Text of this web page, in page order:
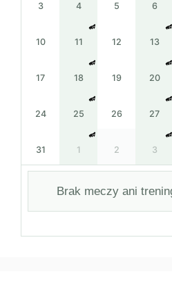
3 4 5 6
10 11 12 13
17 18 19 20
24 25 26 27
31 1 2 3
Brak meczy ani